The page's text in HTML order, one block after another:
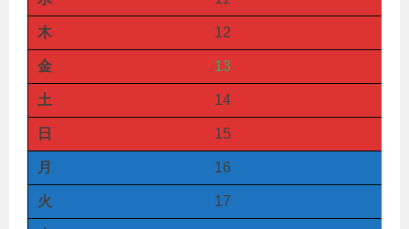
木 12
金 13
土 14
日 15
月 16
火 17